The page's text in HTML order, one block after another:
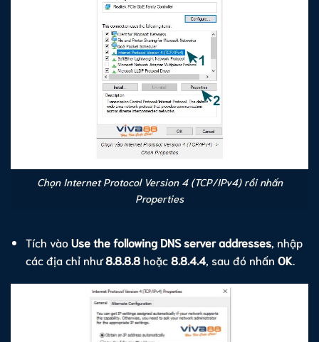
Chọn Internet Protocol Version 4 (TCP/IPv4) rồi nhấn
Properties
Tích vàoUse the following DNS server addresses, nhập
các địa chỉ như8.8.8.8hoặc8.8.4.4, sau đó nhấn OK.